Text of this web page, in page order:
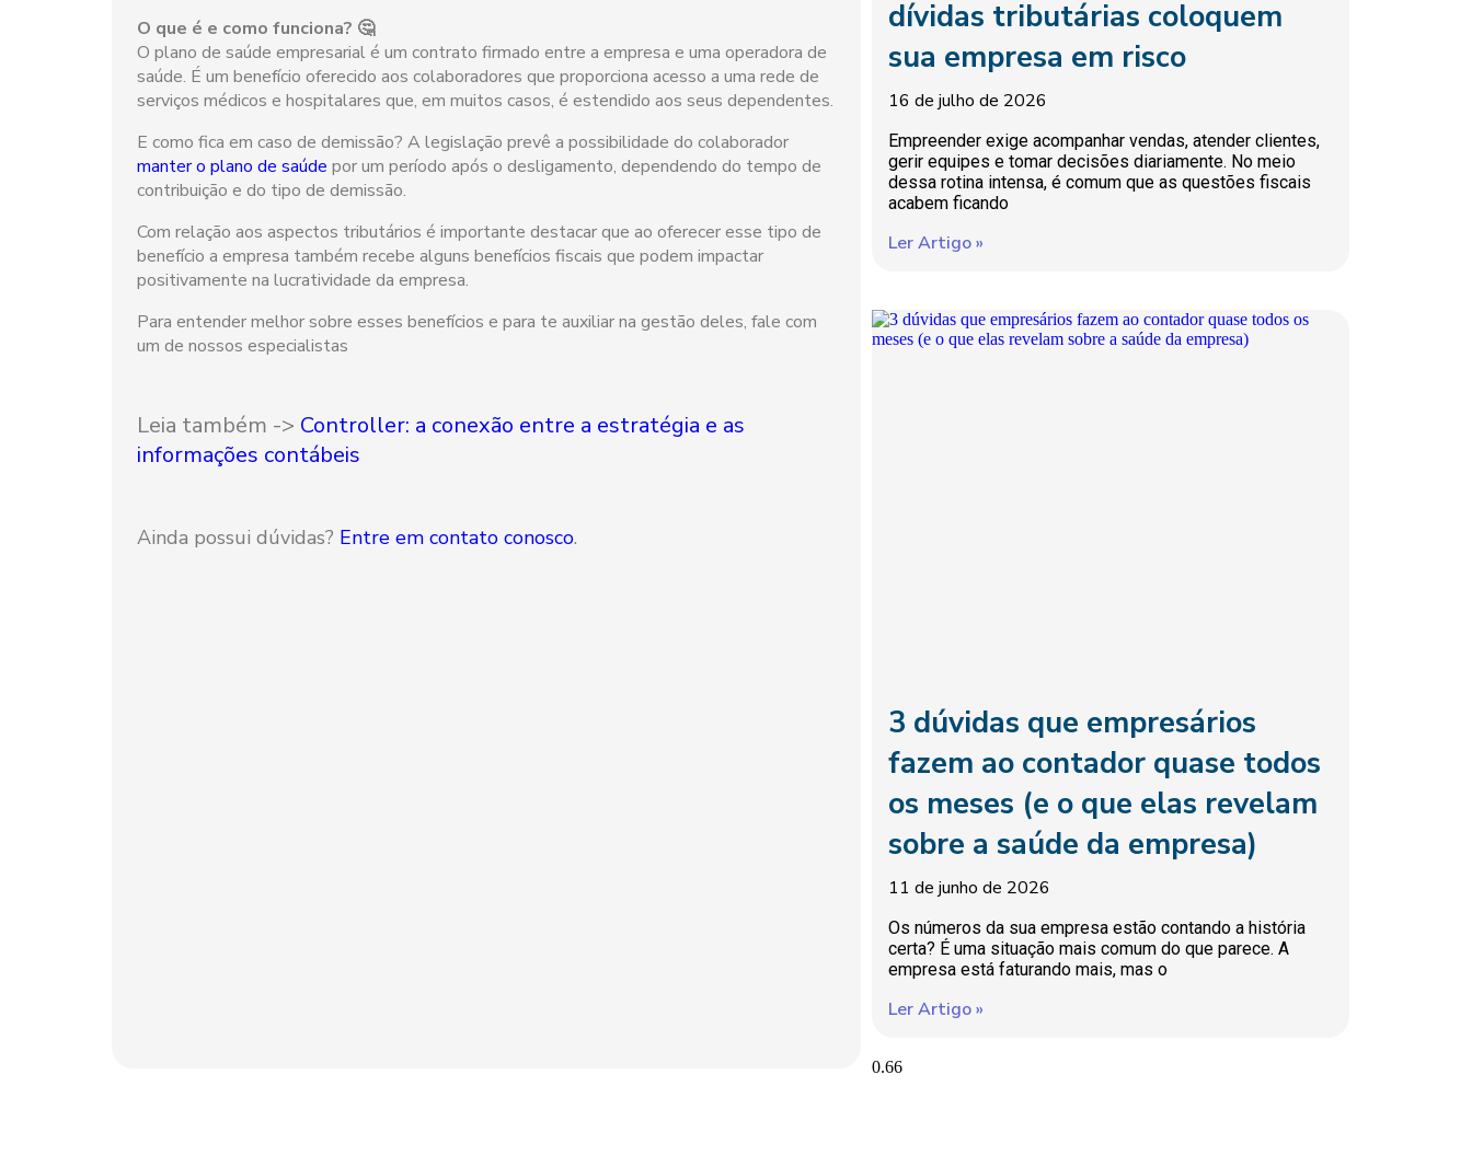
O que é e como funciona? 🤔
O plano de saúde empresarial é um contrato firmado entre a empresa e uma operadora de
saúde. É um benefício oferecido aos colaboradores que proporciona acesso a uma rede de
serviços médicos e hospitalares que, em muitos casos, é estendido aos seus dependentes.
E como fica em caso de demissão? A legislação prevê a possibilidade do colaborador
manter o plano de saúde por um período após o desligamento, dependendo do tempo de
contribuição e do tipo de demissão.
Com relação aos aspectos tributários é importante destacar que ao oferecer esse tipo de
benefício a empresa também recebe alguns benefícios fiscais que podem impactar
positivamente na lucratividade da empresa.
Para entender melhor sobre esses benefícios e para te auxiliar na gestão deles, fale com
um de nossos especialistas
Leia também -> Controller: a conexão entre a estratégia e as
informações contábeis
Ainda possui dúvidas? Entre em contato conosco.
dívidas tributárias coloquem
sua empresa em risco
16 de julho de 2026
Empreender exige acompanhar vendas, atender clientes,
gerir equipes e tomar decisões diariamente. No meio
dessa rotina intensa, é comum que as questões fiscais
acabem ficando
Ler Artigo »
3 dúvidas que empresários
fazem ao contador quase todos
os meses (e o que elas revelam
sobre a saúde da empresa)
11 de junho de 2026
Os números da sua empresa estão contando a história
certa? É uma situação mais comum do que parece. A
empresa está faturando mais, mas o
Ler Artigo »